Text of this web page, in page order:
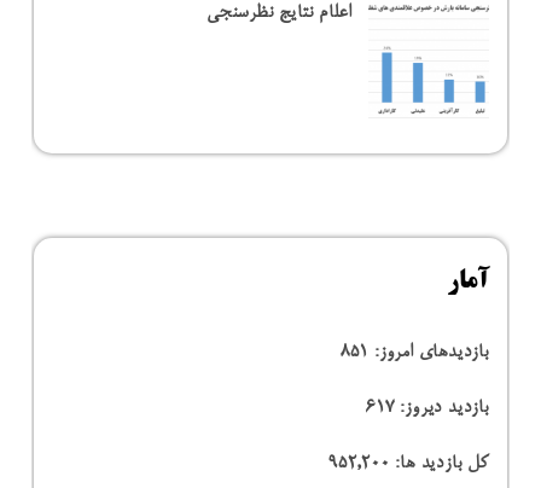
اعلام نتایج نظرسنجی
آمار
بازدیدهای امروز: 851
بازدید دیروز:617
کل بازدید ها: 952,200